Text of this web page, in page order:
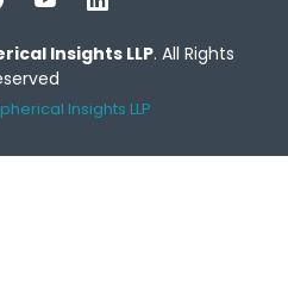
Insights LLP. All Rights
Insights LLP